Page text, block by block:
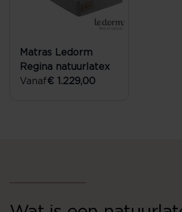
Matras Ledorm
Regina natuurlatex
Vanaf€ 1.229,00